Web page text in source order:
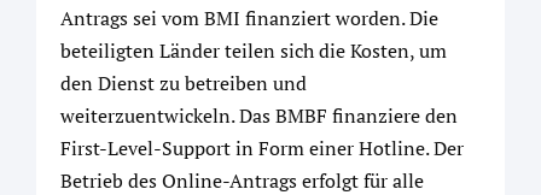
Antrags sei vom BMI finanziert worden. Die
beteiligten Länder teilen sich die Kosten, um
den Dienst zu betreiben und
weiterzuentwickeln. Das BMBF finanziere den
First-Level-Support in Form einer Hotline. Der
Betrieb des Online-Antrags erfolgt für alle